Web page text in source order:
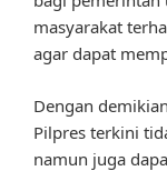
masyarakat
agar dapat
Dengan
Pilpres terkini
namun juga